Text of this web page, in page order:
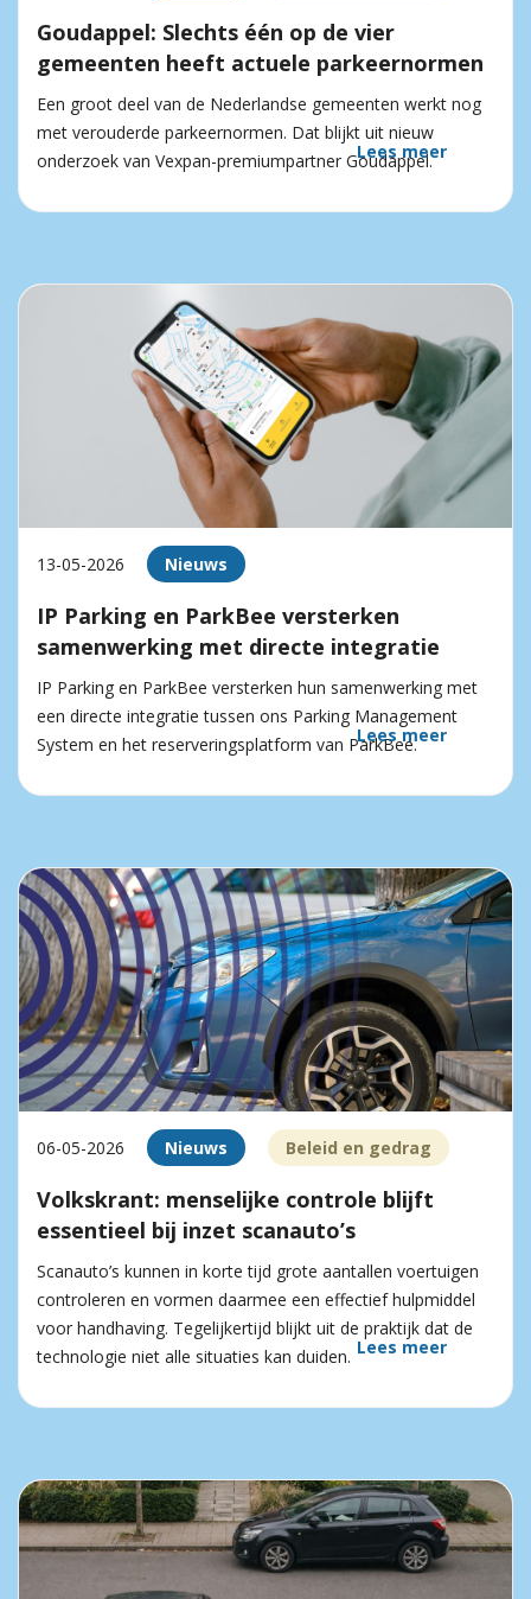
Goudappel: Slechts één op de vier
gemeenten heeft actuele parkeernormen
Een groot deel van de Nederlandse gemeenten werkt nog
met verouderde parkeernormen. Dat blijkt uit nieuw
onderzoek van Vexpan-premiumpartner Goudappel.
Lees meer
13-05-2026 Nieuws
IP Parking en ParkBee versterken
samenwerking met directe integratie
IP Parking en ParkBee versterken hun samenwerking met
een directe integratie tussen ons Parking Management
System en het reserveringsplatform van ParkBee.
Lees meer
06-05-2026 Nieuws Beleid en gedrag
Volkskrant: menselijke controle blijft
essentieel bij inzet scanauto’s
Scanauto’s kunnen in korte tijd grote aantallen voertuigen
controleren en vormen daarmee een effectief hulpmiddel
voor handhaving. Tegelijkertijd blijkt uit de praktijk dat de
technologie niet alle situaties kan duiden. Lees meer